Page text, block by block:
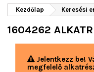
Kezdőlap Keresési
1604262
Jelentkezz be!
megfelelő